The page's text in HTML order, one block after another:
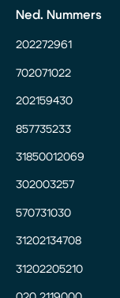
Ned. Nummers
202272961
702071022
202159430
857735233
31850012069
302003257
570731030
31202134708
31202205210